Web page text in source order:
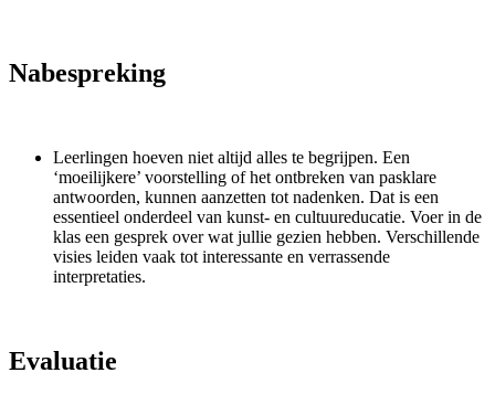
Nabespreking
Leerlingen hoeven niet altijd alles te begrijpen. Een
‘moeilijkere’ voorstelling of het ontbreken van pasklare
antwoorden, kunnen aanzetten tot nadenken. Dat is een
essentieel onderdeel van kunst- en cultuureducatie. Voer in de
klas een gesprek over wat jullie gezien hebben. Verschillende
visies leiden vaak tot interessante en verrassende
interpretaties.
Evaluatie